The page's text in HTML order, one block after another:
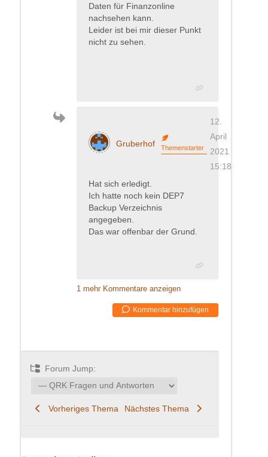
Daten für Finanzonline
nachsehen kann.
Leider ist bei mir dieser Punkt
nicht zu sehen.
Gruberhof Themenstarter
12.
April
2021
15:18
Hat sich erledigt.
Ich hatte noch kein DEP7
Backup Verzeichnis
angegeben.
Das war offenbar der Grund.
1 mehr Kommentare anzeigen
Kommentar hinzufügen
Forum Jump:
Vorheriges Thema Nächstes Thema